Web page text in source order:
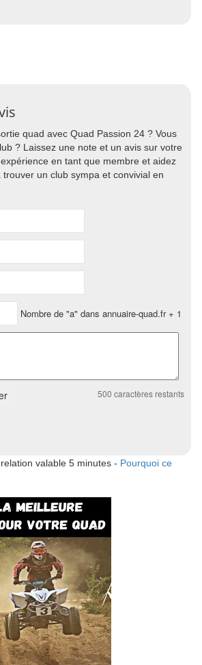
quad avec Quad Passion 24 ? Vous
? Laissez une note et un avis sur votre
en tant que membre et aidez
un club sympa et convivial en
Nombre de "a" dans annuaire-quad.fr + 1
500 caractères restants
valable 5 minutes - Pourquoi ce